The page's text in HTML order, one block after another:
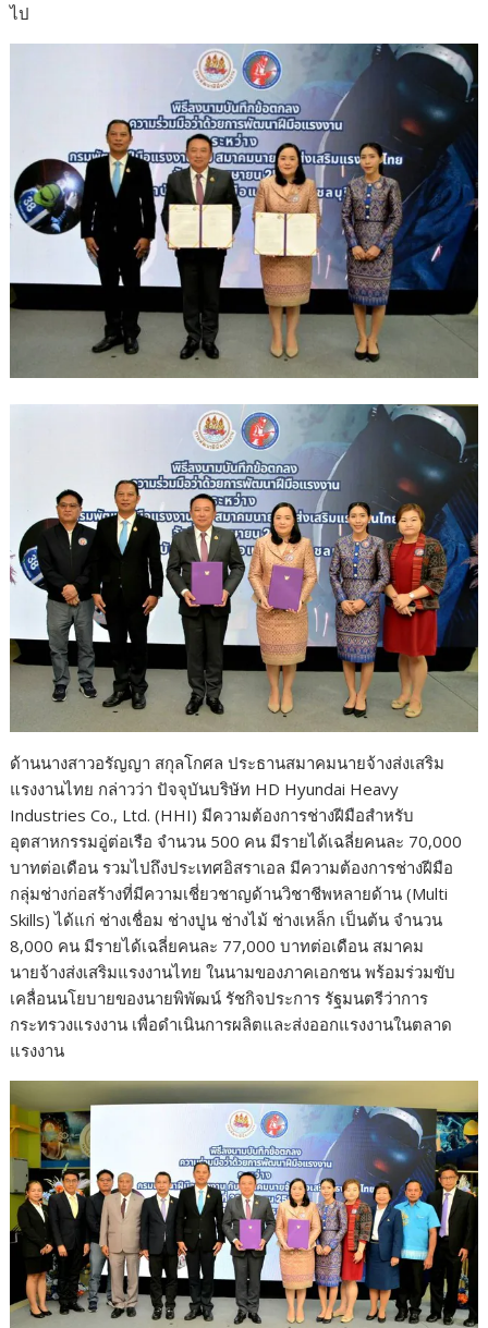
ไป
ด้านนางสาวอรัญญา สกุลโกศล ประธานสมาคมนายจ้างส่งเสริม
แรงงานไทย กล่าวว่า ปัจจุบันบริษัท HD Hyundai Heavy
Industries Co., Ltd. (HHI) มีความต้องการช่างฝีมือสำหรับ
อุตสาหกรรมอู่ต่อเรือ จำนวน 500 คน มีรายได้เฉลี่ยคนละ 70,000
บาทต่อเดือน รวมไปถึงประเทศอิสราเอล มีความต้องการช่างฝีมือ
กลุ่มช่างก่อสร้างที่มีความเชี่ยวชาญด้านวิชาชีพหลายด้าน (Multi
Skills) ได้แก่ ช่างเชื่อม ช่างปูน ช่างไม้ ช่างเหล็ก เป็นต้น จำนวน
8,000 คน มีรายได้เฉลี่ยคนละ 77,000 บาทต่อเดือน สมาคม
นายจ้างส่งเสริมแรงงานไทย ในนามของภาคเอกชน พร้อมร่วมขับ
เคลื่อนนโยบายของนายพิพัฒน์ รัชกิจประการ รัฐมนตรีว่าการ
กระทรวงแรงงาน เพื่อดำเนินการผลิตและส่งออกแรงงานในตลาด
แรงงาน